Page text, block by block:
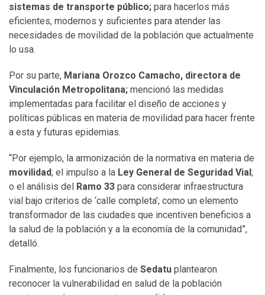
sistemas de transporte público; para hacerlos más
eficientes, modernos y suficientes para atender las
necesidades de movilidad de la población que actualmente
lo usa.
Por su parte, Mariana Orozco Camacho, directora de
Vinculación Metropolitana; mencionó las medidas
implementadas para facilitar el diseño de acciones y
políticas públicas en materia de movilidad para hacer frente
a esta y futuras epidemias.
“Por ejemplo, la armonización de la normativa en materia de
movilidad; el impulso a la Ley General de Seguridad Vial;
o el análisis del Ramo 33 para considerar infraestructura
vial bajo criterios de ‘calle completa’; como un elemento
transformador de las ciudades que incentiven beneficios a
la salud de la población y a la economía de la comunidad”,
detalló.
Finalmente, los funcionarios de Sedatu plantearon
reconocer la vulnerabilidad en salud de la población